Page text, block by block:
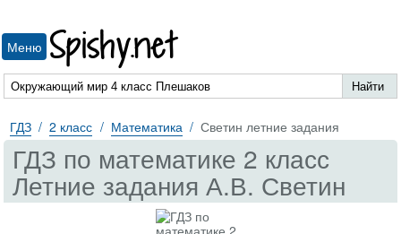
Меню Spishy.net
ГДЗ 2 класс Математика Светин летние задания
ГДЗ по математике 2 класс
Летние задания А.В. Светин